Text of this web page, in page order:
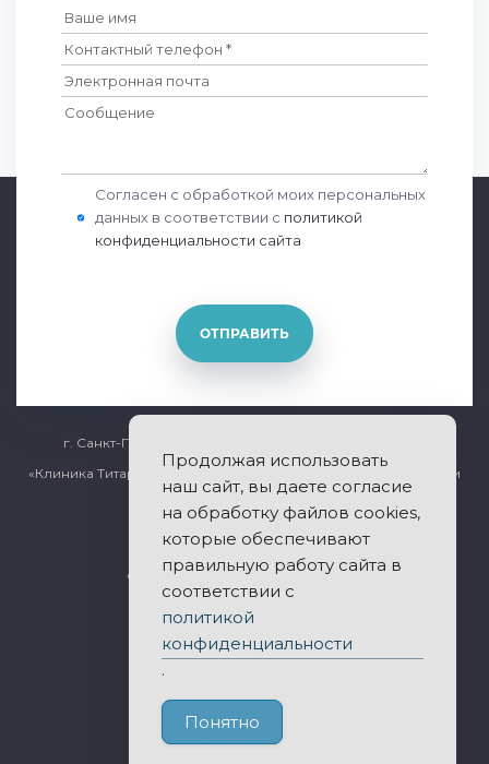
Согласен с обработкой моих персональных
данных в соответствии с политикой
конфиденциальности сайта
ОТПРАВИТЬ
г. Санкт-Петербург, Общественный переулок дом 5
«Клиника Титарчука» - лечение заболеваний позвоночника и
суставов.
© 2011-2026 Все права защищены.
Публичная оферта
Политика конфиденциальности
Продолжая использовать
наш сайт, вы даете согласие
на обработку файлов cookies,
которые обеспечивают
правильную работу сайта в
соответствии с
политикой
конфиденциальности
.
Понятно